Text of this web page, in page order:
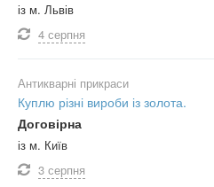
із м. Львів
4 серпня
Антикварні прикраси
Куплю різні вироби із золота.
Договірна
із м. Київ
3 серпня